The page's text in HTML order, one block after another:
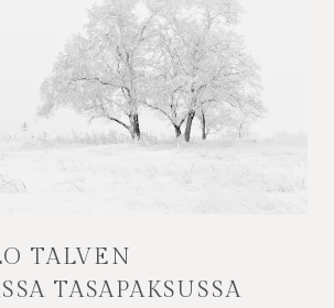
TALVEN
TASAPAKSUSSA